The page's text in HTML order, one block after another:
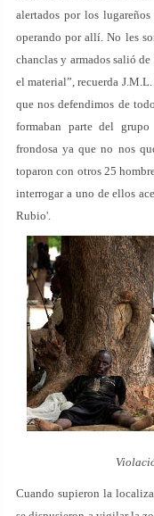
alertados por los
operando por allí. No les
chanclas y armados salió
el material”, recuerda
que nos defendimos de
formaban parte del
frondosa ya que no nos
toparon con otros 25
interrogar a uno de ellos
Rubio'.
Cuando supieron la